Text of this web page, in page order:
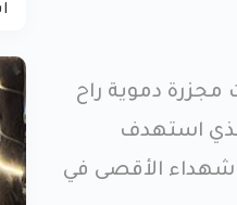
مجزرة دموية راح
الذي استهدف
شهداء الأقصى في